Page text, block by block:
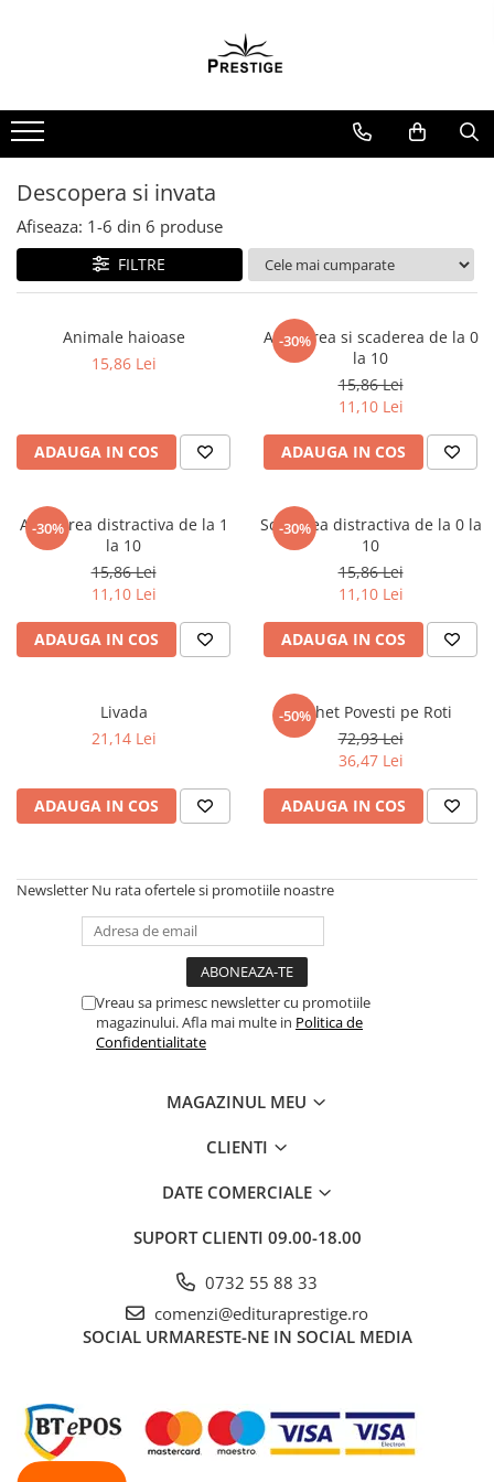
Noutati
Promotii
Spiritualitate - Ezoterism
AngelConnection
Arte Divinatorii
Chiromantie
Dezvoltare Spirituala
Minte Corp
New Illuminati Files
Numerologie
Paranormal
Parapsihologie
Audiobook
Crestinism
SelfConnect
MedConnect
Medicina Pentru Toti
Terapii Alternative
Biografii, Memorii, Jurnale
Carti pentru Adolescenti, Young
Adult
Crime, Thriller, Mistery
Descopera si invata
Afiseaza: 1-6 din 6 produse
FILTRE
Animale haioase
15,86 Lei
ADAUGA IN COS
-30%
Adunarea si scaderea de la 0
la 10
15,86 Lei
11,10 Lei
ADAUGA IN COS
-30%
Adunarea distractiva de la 1
la 10
15,86 Lei
11,10 Lei
ADAUGA IN COS
-30%
Scaderea distractiva de la 0 la
10
15,86 Lei
11,10 Lei
ADAUGA IN COS
Livada
21,14 Lei
ADAUGA IN COS
-50%
Pachet Povesti pe Roti
72,93 Lei
36,47 Lei
ADAUGA IN COS
Newsletter Nu rata ofertele si promotiile noastre
Vreau sa primesc newsletter cu promotiile
magazinului. Afla mai multe in Politica de
Confidentialitate
MAGAZINUL MEU
CLIENTI
DATE COMERCIALE
SUPORT CLIENTI 09.00-18.00
0732 55 88 33
comenzi@edituraprestige.ro
SOCIAL URMARESTE-NE IN SOCIAL MEDIA